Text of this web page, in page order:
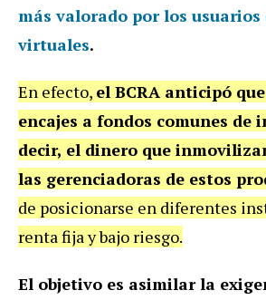
más valorado por los
virtuales.
En efecto, el BCRA anticipó
encajes a fondos comunes de
decir, el dinero que
las gerenciadoras de estos
de posicionarse en diferentes
renta fija y bajo riesgo.
El objetivo es asimilar la